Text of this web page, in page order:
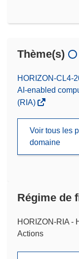
Thème(s)
HORIZON-CL4-
AI-enabled
(RIA)
Voir tous les
domaine
Régime de
HORIZON-RIA -
Actions